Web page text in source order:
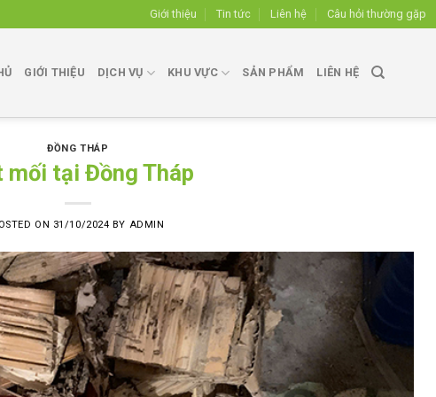
Giới thiệu Tin tức Liên hệ Câu hỏi thường gặp
GIỚI THIỆU DỊCH VỤ KHU VỰC SẢN PHẨM LIÊN HỆ
ĐỒNG THÁP
mối tại Đồng Tháp
ON 31/10/2024 BY ADMIN